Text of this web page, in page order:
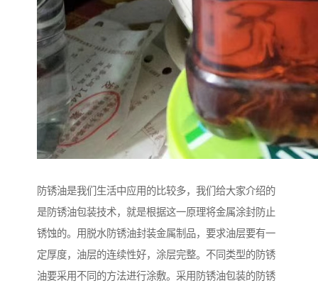
防锈油是我们生活中应用的比较多，我们给大家介绍的
是防锈油包装技术，就是根据这一原理将金属涂封防止
锈蚀的。用脱水防锈油封装金属制品，要求油层要有一
定厚度，油层的连续性好，涂层完整。不同类型的防锈
油要采用不同的方法进行涂敷。采用防锈油包装的防锈